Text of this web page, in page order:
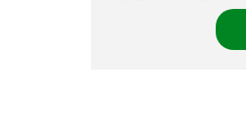
Jour 17: Hoi An – Plage
Jour 18: Plage de Cua